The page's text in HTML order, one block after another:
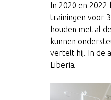
In 2020 en 2022
trainingen voor
houden met al
kunnen
vertelt hij. In de
Liberia.